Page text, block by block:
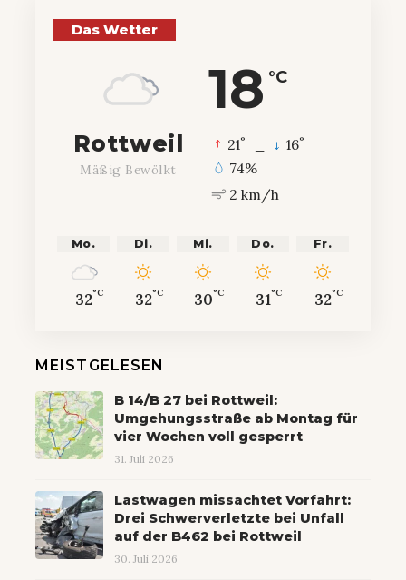
Das Wetter
18 °C
Rottweil
Mäßig Bewölkt
21° 16°
74%
2 km/h
Mo.
32°C
Di.
32°C
Mi.
30°C
Do.
31°C
Fr.
32°C
MEISTGELESEN
B 14/B 27 bei Rottweil:
Umgehungsstraße ab Montag für
vier Wochen voll gesperrt
31. Juli 2026
Lastwagen missachtet Vorfahrt:
Drei Schwerverletzte bei Unfall
auf der B462 bei Rottweil
30. Juli 2026